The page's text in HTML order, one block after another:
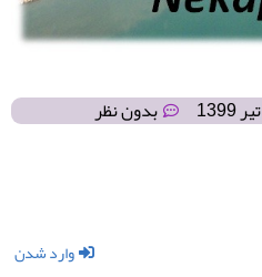
بدون نظر
وارد شدن